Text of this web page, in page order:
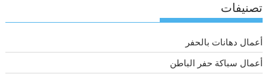
تصنيفات
أعمال دهانات بالحفر
أعمال سباكة حفر الباطن